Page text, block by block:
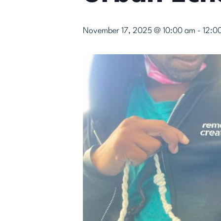
November 17, 2025 @ 10:00 am -